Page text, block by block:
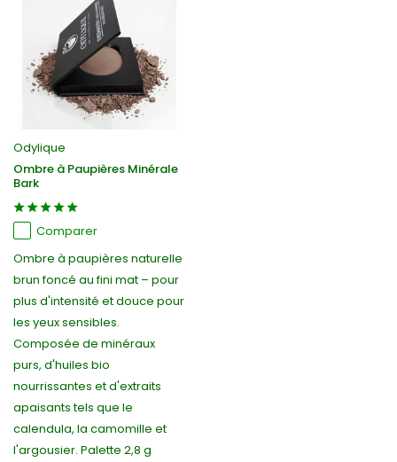
Odylique
Ombre à Paupières Minérale
Bark
Comparer
Ombre à paupières naturelle
brun foncé au fini mat – pour
plus d'intensité et douce pour
les yeux sensibles.
Composée de minéraux
purs, d'huiles bio
nourrissantes et d'extraits
apaisants tels que le
calendula, la camomille et
l'argousier. Palette 2,8 g